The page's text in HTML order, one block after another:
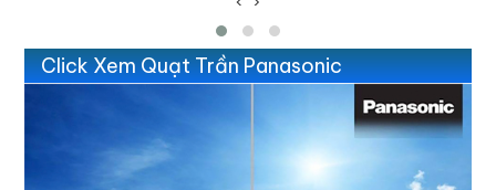
Click Xem Quạt Trần Panasonic